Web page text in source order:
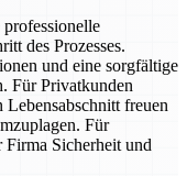
des Prozesses.
und eine sorgfältige
Für Privatkunden
Lebensabschnitt freuen
Für
Sicherheit und